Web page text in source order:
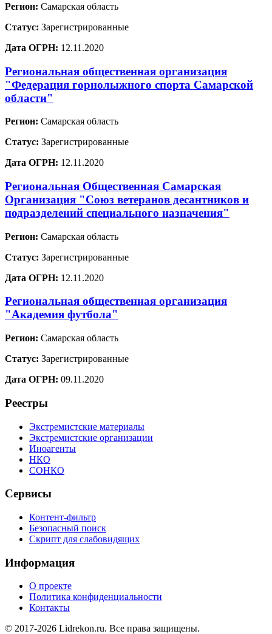
Регион: Самарская область
Статус: Зарегистрированные
Дата ОГРН: 12.11.2020
Региональная общественная организация
"Федерация горнолыжного спорта Самарской
области"
Регион: Самарская область
Статус: Зарегистрированные
Дата ОГРН: 12.11.2020
Региональная Общественная Самарская
Организация "Союз ветеранов десантников и
подразделений специального назначения"
Регион: Самарская область
Статус: Зарегистрированные
Дата ОГРН: 12.11.2020
Региональная общественная организация
"Академия футбола"
Регион: Самарская область
Статус: Зарегистрированные
Дата ОГРН: 09.11.2020
Реестры
Экстремистские материалы
Экстремистские организации
Иноагенты
НКО
СОНКО
Сервисы
Контент-фильтр
Безопасный поиск
Скрипт для слабовидящих
Информация
О проекте
Политика конфиденциальности
Контакты
© 2017-2026 Lidrekon.ru. Все права защищены.